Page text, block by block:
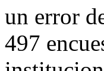
un error
497